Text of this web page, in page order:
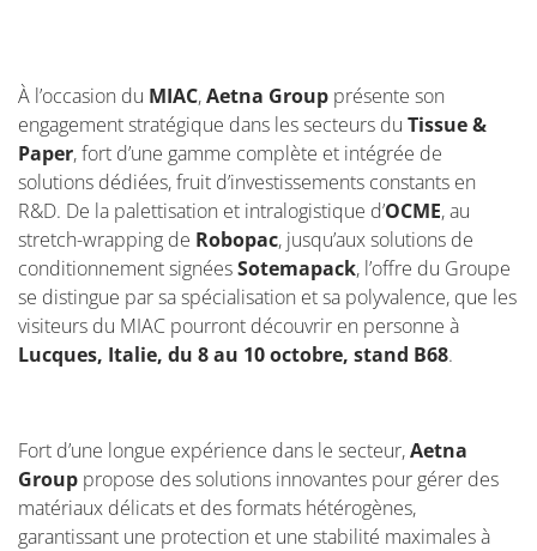
À l’occasion du MIAC,Aetna Group présente son
engagement stratégique dans les secteurs du Tissue &
Paper, fort d’une gamme complète et intégrée de
solutions dédiées, fruit d’investissements constants en
R&D. De la palettisation et intralogistique d’OCME, au
stretch-wrapping de Robopac, jusqu’aux solutions de
conditionnement signéesSotemapack, l’offre du Groupe
se distingue par sa spécialisation et sa polyvalence, que les
visiteurs du MIAC pourront découvrir en personne à
Lucques, Italie, du 8 au 10 octobre, stand B68.
Fort d’une longue expérience dans le secteur,Aetna
Group propose des solutions innovantes pour gérer des
matériaux délicats et des formats hétérogènes,
garantissant une protection et une stabilité maximales à